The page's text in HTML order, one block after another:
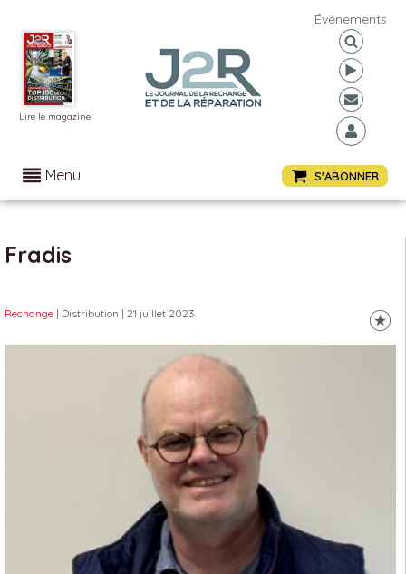
Lire le magazine
Événements
Menu S'ABONNER
Fradis
Rechange | Distribution | 21 juillet 2023